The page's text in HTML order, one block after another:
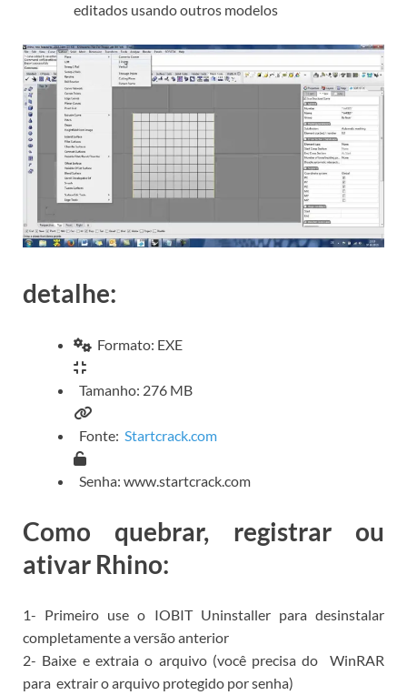
editados usando outros modelos
detalhe:
Formato: EXE
Tamanho: 276 MB
Fonte: Startcrack.com
Senha: www.startcrack.com
Como quebrar, registrar ou
ativar Rhino:
1- Primeiro use o IOBIT Uninstaller paradesinstalar
completamente a versão anterior
2- Baixe e extraia o arquivo (você precisa do WinRAR
para extrair o arquivo protegido por senha)